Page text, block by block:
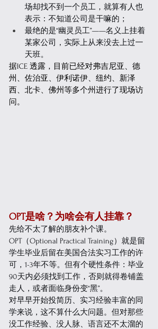
场却找不到一个员工，就算有人也
表示：不知道公司是干嘛的；
最绝的是“幽灵员工”——名义上挂着
某家公司，实际上从来没去上过一
天班。
据ICE 透露，目前已经对弗吉尼亚、德
州、佐治亚、伊利诺伊、纽约、新泽
西、北卡、佛州等多个州进行了现场访
问。
OPT是啥？为啥会有人挂靠？
先给不太了解的朋友补个课。
OPT（Optional Practical Training）就是留
学生毕业后留在美国合法实习工作的许
可，1-3年不等。但有个硬性条件：毕业
90天内必须找到工作，否则就得卷铺盖
走人，或者面临身份变“黑”。
对早早开始投简历、实习经验丰富的同
学来说，这不算什么大问题。但对那些
没工作经验、没人脉、语言还不太溜的